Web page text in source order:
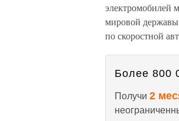
электромобилей
мировой
по скоростной
Более 800
Получи 2